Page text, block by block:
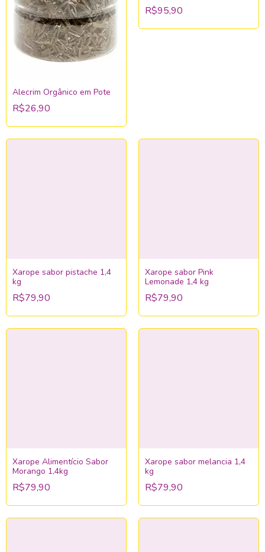
Alecrim Orgânico em Pote
R$26,90
R$95,90
Xarope sabor pistache 1,4
kg
R$79,90
Xarope sabor Pink
Lemonade 1,4 kg
R$79,90
Xarope Alimentício Sabor
Morango 1,4kg
R$79,90
Xarope sabor melancia 1,4
kg
R$79,90